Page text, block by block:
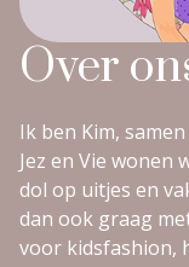
Over
Ik ben Kim,
Jez en Vie wonen
dol op uitjes en
dan ook graag
voor kidsfashion,